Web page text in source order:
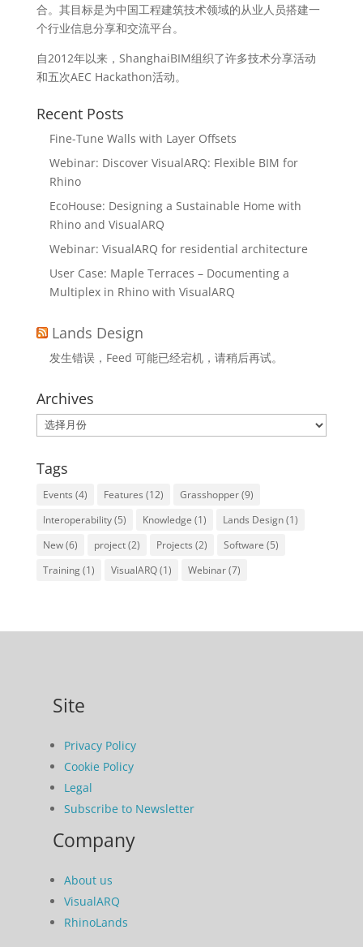
合。其目标是为中国工程建筑技术领域的从业人员搭建一
个行业信息分享和交流平台。
自2012年以来，ShanghaiBIM组织了许多技术分享活动
和五次AEC Hackathon活动。
Recent Posts
Fine-Tune Walls with Layer Offsets
Webinar: Discover VisualARQ: Flexible BIM for
Rhino
EcoHouse: Designing a Sustainable Home with
Rhino and VisualARQ
Webinar: VisualARQ for residential architecture
User Case: Maple Terraces – Documenting a
Multiplex in Rhino with VisualARQ
Lands Design
发生错误，Feed 可能已经宕机，请稍后再试。
Archives
Archives
Tags
Events (4) Features (12) Grasshopper(9)
Interoperability(5) Knowledge (1) Lands Design(1)
New(6) project(2) Projects (2) Software (5)
Training(1) VisualARQ(1) Webinar(7)
Site
Privacy Policy
Cookie Policy
Legal
Subscribe to Newsletter
Company
About us
VisualARQ
RhinoLands